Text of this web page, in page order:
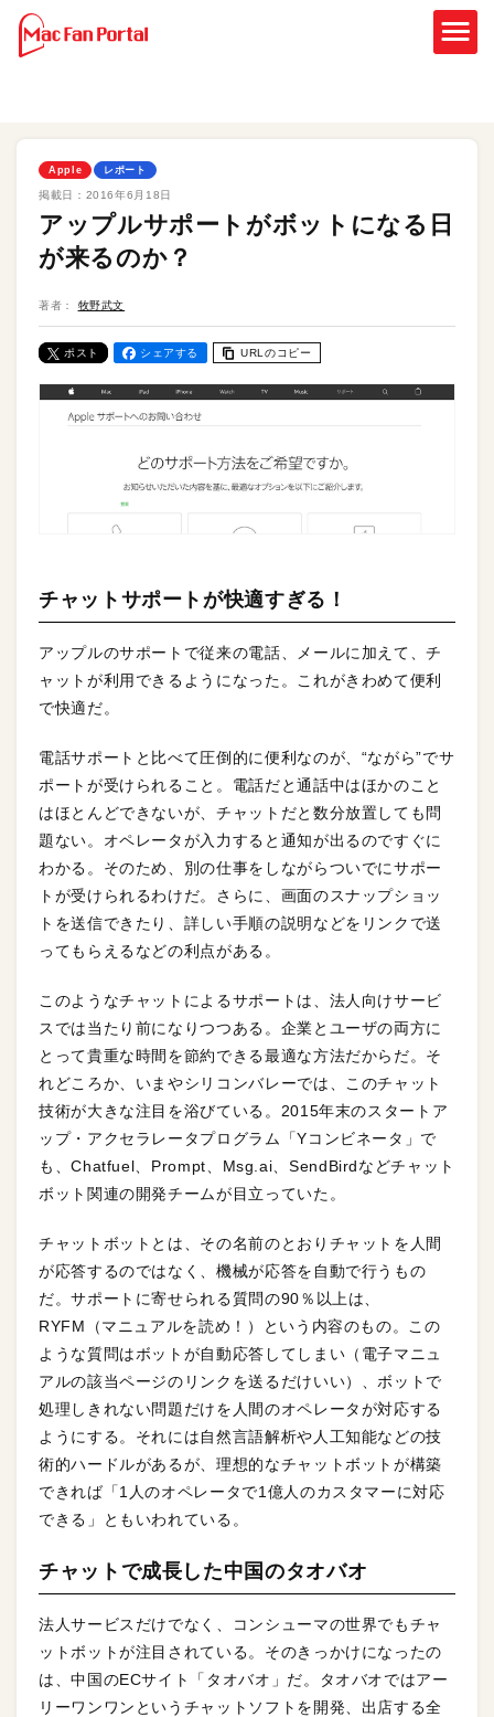
Apple レポート
掲載日： 2016年6月18日
アップルサポートがボットになる日
が来るのか？
著者： 牧野武文
ポスト シェアする URLのコピー
チャットサポートが快適すぎる！
アップルのサポートで従来の電話、メールに加えて、チ
ャットが利用できるようになった。これがきわめて便利
で快適だ。
電話サポートと比べて圧倒的に便利なのが、“ながら”でサ
ポートが受けられること。電話だと通話中はほかのこと
はほとんどできないが、チャットだと数分放置しても問
題ない。オペレータが入力すると通知が出るのですぐに
わかる。そのため、別の仕事をしながらついでにサポー
トが受けられるわけだ。さらに、画面のスナップショッ
トを送信できたり、詳しい手順の説明などをリンクで送
ってもらえるなどの利点がある。
このようなチャットによるサポートは、法人向けサービ
スでは当たり前になりつつある。企業とユーザの両方に
とって貴重な時間を節約できる最適な方法だからだ。そ
れどころか、いまやシリコンバレーでは、このチャット
技術が大きな注目を浴びている。2015年末のスタートア
ップ・アクセラレータプログラム「Yコンビネータ」で
も、Chatfuel、Prompt、Msg.ai、SendBirdなどチャット
ボット関連の開発チームが目立っていた。
チャットボットとは、その名前のとおりチャットを人間
が応答するのではなく、機械が応答を自動で行うもの
だ。サポートに寄せられる質問の90％以上は、
RYFM（マニュアルを読め！）という内容のもの。この
ような質問はボットが自動応答してしまい（電子マニュ
アルの該当ページのリンクを送るだけいい）、ボットで
処理しきれない問題だけを人間のオペレータが対応する
ようにする。それには自然言語解析や人工知能などの技
術的ハードルがあるが、理想的なチャットボットが構築
できれば「1人のオペレータで1億人のカスタマーに対応
できる」ともいわれている。
チャットで成長した中国のタオバオ
法人サービスだけでなく、コンシューマの世界でもチャ
ットボットが注目されている。そのきっかけになったの
は、中国のECサイト「タオバオ」だ。タオバオではアー
リーワンワンというチャットソフトを開発、出店する全